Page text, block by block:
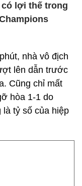
có lợi thế trong
nhà vô địch
lên dẫn trước
Cũng chỉ mất
hòa 1-1 do
tỷ số của hiệp